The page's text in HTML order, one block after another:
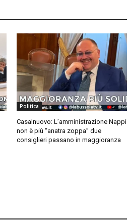
Politica
Casalnuovo: L’amministrazione Nappi
non è più “anatra zoppa” due
consiglieri passano in maggioranza